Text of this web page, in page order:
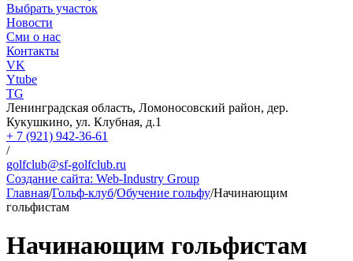
Выбрать участок
Новости
Сми о нас
Контакты
VK
Ytube
TG
Ленинградская область, Ломоносовский район, дер.
Кукушкино, ул. Клубная, д.1
+ 7 (921) 942-36-61
/
golfclub@sf-golfclub.ru
Создание сайта: Web-Industry Group
Главная/Гольф-клуб/Обучение гольфу/Начинающим
гольфистам
Начинающим гольфистам